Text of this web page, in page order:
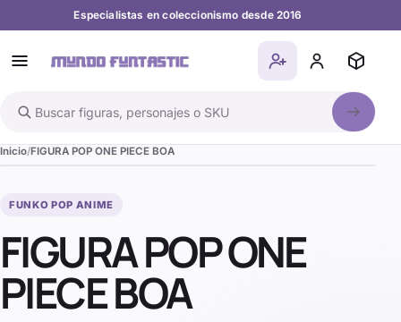
Especialistas en coleccionismo desde 2016
Buscar en el catálogo
Inicio FIGURA POP ONE PIECE BOA
FUNKO POP ANIME
FIGURA POP ONE
PIECE BOA